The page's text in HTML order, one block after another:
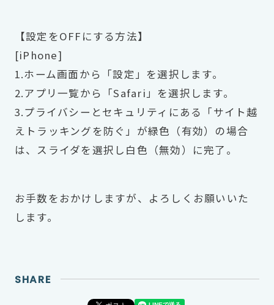
【設定をOFFにする方法】
[iPhone]
1.ホーム画面から「設定」を選択します。
2.アプリ一覧から「Safari」を選択します。
3.プライバシーとセキュリティにある「サイト越
えトラッキングを防ぐ」が緑色（有効）の場合
は、スライダを選択し白色（無効）に完了。
お手数をおかけしますが、よろしくお願いいた
します。
SHARE